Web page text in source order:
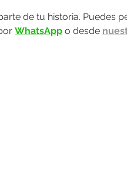
de tu historia. Puedes
WhatsApp o desde